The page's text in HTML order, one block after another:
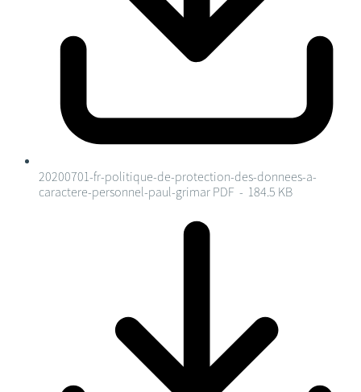
20200701-fr-politique-de-protection-des-donnees-a-
caractere-personnel-paul-grimar PDF - 184.5 KB